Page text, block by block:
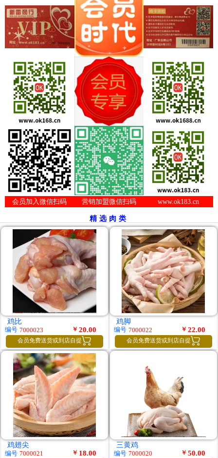
会员加入微信扫码 营销加盟微信扫码 www.ok183.cn
精选肉类
鸡比
编号 7000023 ￥ 20.00
会员免费送货或到店自提 
鸡脚
编号 7000022 ￥ 22.00
会员免费送货或到店自提 
鸡翅尖
编号 7000021 ￥ 18.00
三黄鸡
编号 7000020 ￥ 50.00